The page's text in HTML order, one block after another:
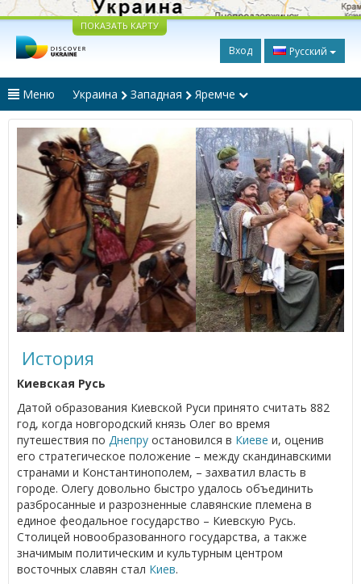
ПОКАЗАТЬ КАРТУ
Вход Русский
Меню Украина Западная Яремче
История
Киевская Русь
Датой образования Киевской Руси принято считать 882
год, когда новгородский князь Олег во время
путешествия по Днепру остановился в Киеве и, оценив
его стратегическое положение – между скандинавскими
странами и Константинополем, – захватил власть в
городе. Олегу довольно быстро удалось объединить
разбросанные и разрозненные славянские племена в
единое феодальное государство – Киевскую Русь.
Столицей новообразованного государства, а также
значимым политическим и культурным центром
восточных славян стал Киев.